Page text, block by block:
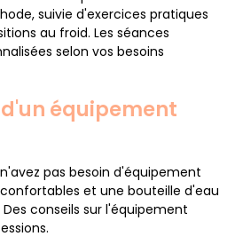
suivie d'exercices pratiques
au froid. Les séances
selon vos besoins
équipement
pas besoin d'équipement
et une bouteille d'eau
conseils sur l'équipement